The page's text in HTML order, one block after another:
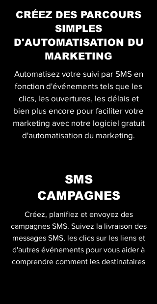
CRÉEZ DES PARCOURS
SIMPLES
D'AUTOMATISATION DU
MARKETING
Automatisez votre suivi par SMS en
fonction d'événements tels que les
clics, les ouvertures, les délais et
bien plus encore pour faciliter votre
marketing avec notre logiciel gratuit
d'automatisation du marketing.
SMS
CAMPAGNES
Créez, planifiez et envoyez des
campagnes SMS. Suivez la livraison des
messages SMS, les clics sur les liens et
d'autres événements pour vous aider à
comprendre comment les destinataires